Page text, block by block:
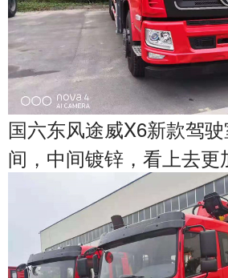
国六东风途威X6新款驾
间，中间镀锌，看上去更